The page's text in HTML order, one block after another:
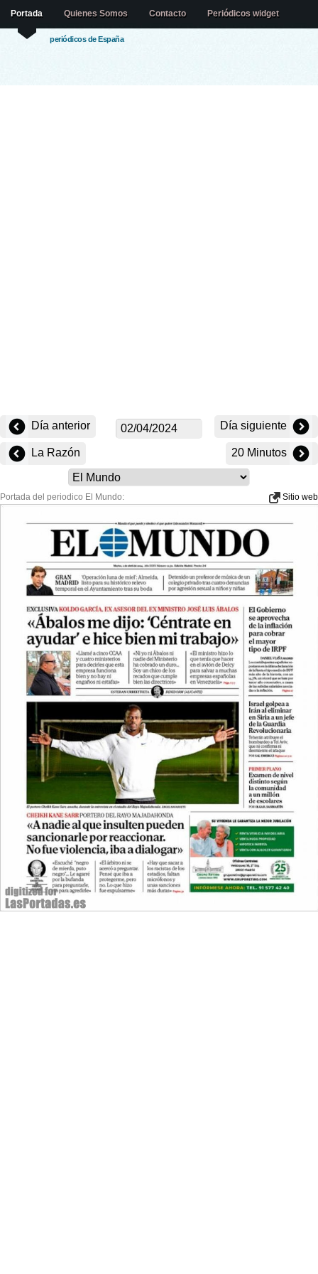
periódicos de España
Portada Quienes Somos Contacto Periódicos widget
Día anterior Día siguiente
La Razón 20 Minutos
Portada del periodico El Mundo: Sitio web